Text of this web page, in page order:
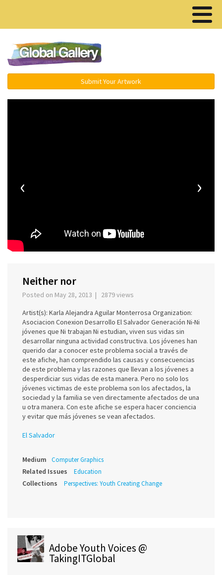
Submit Your Artwork
‹ ›
Neither nor
Posted on May 28, 2013 | 2879 views
Artist(s): Karla Alejandra Aguilar Monterrosa Organization:
Asociacion Conexion Desarrollo El Salvador Generación Ni-Ni
jóvenes que Ni trabajan Ni estudian, viven sus vidas sin
desarrollar ninguna actividad constructiva. Los jóvenes han
querido dar a conocer este problema social a través de
este afiche, han comprendido las causas y consecuencias
de este problema y las razones que llevan a los jóvenes a
desperdiciar sus vidas de esta manera. Pero no solo los
jóvenes victimas de este problema son los afectados, la
sociedad y la familia se ven directamente afectados de una
u otra manera. Con este afiche se espera hacer conciencia
y evitar que más jóvenes se vean afectados.
El Salvador
Medium Computer Graphics
Related Issues Education
Collections Perspectives: Youth Creating Change
Adobe Youth Voices @
TakingITGlobal